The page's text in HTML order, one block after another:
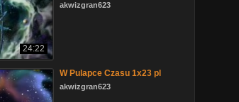
24:22
akwizgran623
W Pulapce Czasu 1x23 pl
akwizgran623